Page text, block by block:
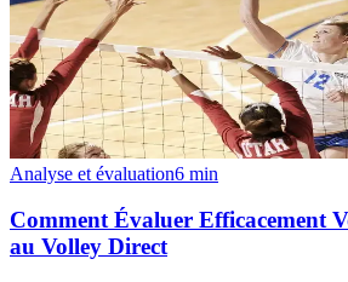
Analyse et évaluation6 min
Comment Évaluer Efficacement
au Volley Direct